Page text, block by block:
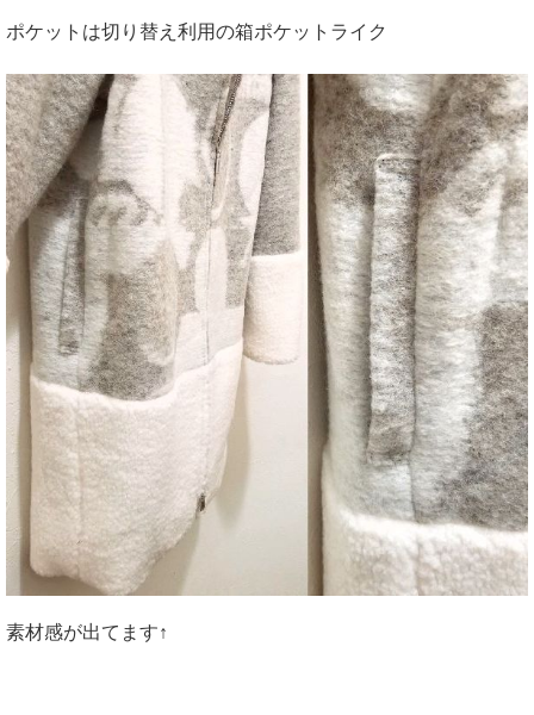
ポケットは切り替え利用の箱ポケットライク
素材感が出てます↑